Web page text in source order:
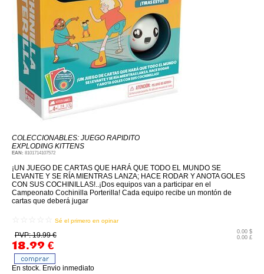
COLECCIONABLES: JUEGO RAPIDITO
EXPLODING KITTENS
EAN: 8101714107572
¡UN JUEGO DE CARTAS QUE HARÁ QUE TODO EL MUNDO SE
LEVANTE Y SE RÍA MIENTRAS LANZA; HACE RODAR Y ANOTA GOLES
CON SUS COCHINILLAS!..¡Dos equipos van a participar en el
Campeonato Cochinilla Porterilla! Cada equipo recibe un montón de
cartas que deberá jugar
Sé el primero en opinar
PVP: 19.99 €
18.99 €
0.00 $
0.00 £
En stock. Envio inmediato